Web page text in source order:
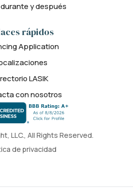
LLC., All Rights Reserved.
de privacidad
y después
rápidos
Application
LASIK
con nosotros